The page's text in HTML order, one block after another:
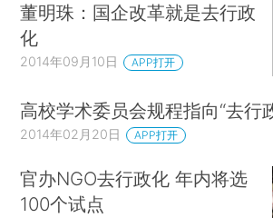
董明珠：国企改革就是去行政
化
2014年09月10日 APP打开
高校学术委员会规程指向“去行
2014年02月20日 APP打开
官办NGO去行政化 年内将选
100个试点